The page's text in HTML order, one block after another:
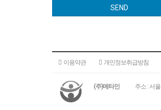
SEND
이용약관 개인정보취급방침
(주)메타인 주소 : 서